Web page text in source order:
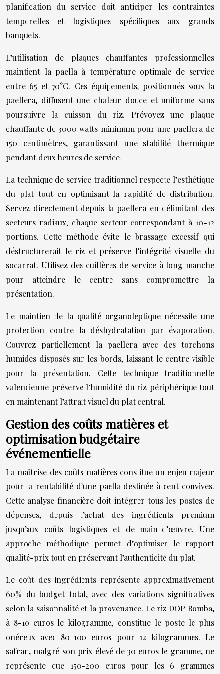
planification du service doit anticiper les contraintes
temporelles et logistiques spécifiques aux grands
banquets.
L’utilisation de plaques chauffantes professionnelles
maintient la paella à température optimale de service
entre 65 et 70°C. Ces équipements, positionnés sous la
paellera, diffusent une chaleur douce et uniforme sans
poursuivre la cuisson du riz. Prévoyez une plaque
chauffante de 3000 watts minimum pour une paellera de
150 centimètres, garantissant une stabilité thermique
pendant deux heures de service.
La technique de service traditionnel respecte l’esthétique
du plat tout en optimisant la rapidité de distribution.
Servez directement depuis la paellera en délimitant des
secteurs radiaux, chaque secteur correspondant à 10-12
portions. Cette méthode évite le brassage excessif qui
déstructurerait le riz et préserve l’intégrité visuelle du
socarrat. Utilisez des cuillères de service à long manche
pour atteindre le centre sans compromettre la
présentation.
Le maintien de la qualité organoleptique nécessite une
protection contre la déshydratation par évaporation.
Couvrez partiellement la paellera avec des torchons
humides disposés sur les bords, laissant le centre visible
pour la présentation. Cette technique traditionnelle
valencienne préserve l’humidité du riz périphérique tout
en maintenant l’attrait visuel du plat central.
Gestion des coûts matières et
optimisation budgétaire
événementielle
La maîtrise des coûts matières constitue un enjeu majeur
pour la rentabilité d’une paella destinée à cent convives.
Cette analyse financière doit intégrer tous les postes de
dépenses, depuis l’achat des ingrédients premium
jusqu’aux coûts logistiques et de main-d’œuvre. Une
approche méthodique permet d’optimiser le rapport
qualité-prix tout en préservant l’authenticité du plat.
Le coût des ingrédients représente approximativement
60% du budget total, avec des variations significatives
selon la saisonnalité et la provenance. Le riz DOP Bomba,
à 8-10 euros le kilogramme, constitue le poste le plus
onéreux avec 80-100 euros pour 12 kilogrammes. Le
safran, malgré son prix élevé de 30 euros le gramme, ne
représente que 150-200 euros pour les 6 grammes